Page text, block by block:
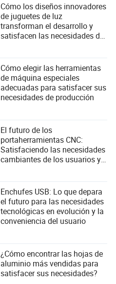
Cómo los diseños innovadores
de juguetes de luz
transforman el desarrollo y
satisfacen las necesidades de
Cómo elegir las herramientas
de máquina especiales
adecuadas para satisfacer sus
necesidades de producción
El futuro de los
portaherramientas CNC:
Satisfaciendo las necesidades
cambiantes de los usuarios y
tecnológicos
Enchufes USB: Lo que depara
el futuro para las necesidades
tecnológicas en evolución y la
conveniencia del usuario
¿Cómo encontrar las hojas de
aluminio más vendidas para
satisfacer sus necesidades?